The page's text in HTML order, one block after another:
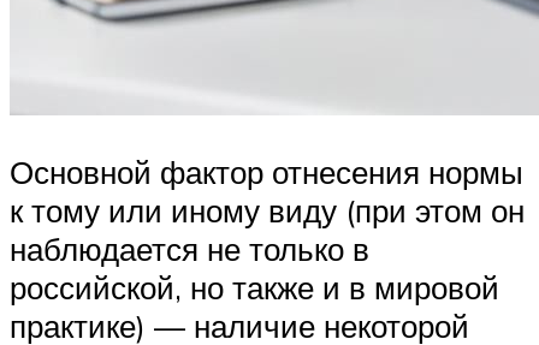
Основной фактор отнесения нормы
к тому или иному виду (при этом он
наблюдается не только в
российской, но также и в мировой
практике) — наличие некоторой